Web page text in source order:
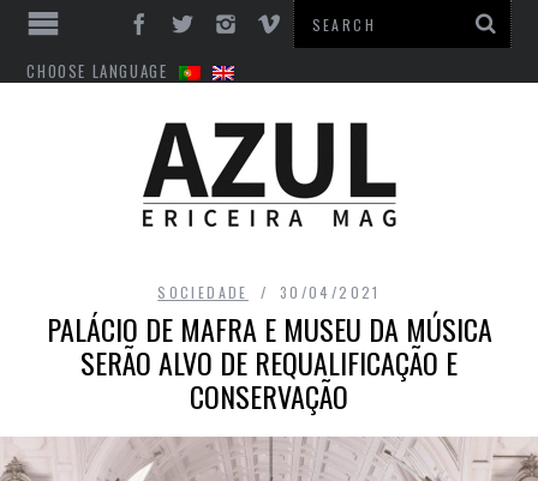
CHOOSE LANGUAGE
SOCIEDADE 30/04/2021
PALÁCIO DE MAFRA E MUSEU DA MÚSICA
SERÃO ALVO DE REQUALIFICAÇÃO E
CONSERVAÇÃO